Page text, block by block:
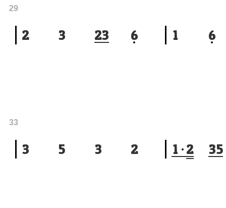
2 3 23 6
29
1 6
3 5 3 2
33
1 2 35